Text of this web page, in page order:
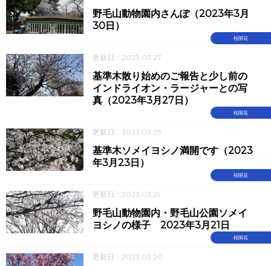
桜開花
野毛山動物園内さんぽ（2023年3月
30日）
更新日：2023.03.27
桜開花
基準木散り始めのご報告と少し前の
インドライオン・ラージャーとの写
真（2023年3月27日）
更新日：2023.03.23
桜開花
基準木ソメイヨシノ満開です（2023
年3月23日）
更新日：2023.03.21
桜開花
野毛山動物園内・野毛山公園ソメイ
ヨシノの様子 2023年3月21日
更新日：2023.03.20